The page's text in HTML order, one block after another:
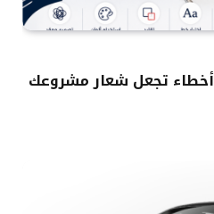
تصميم لوجو احترافي: 7 أخطاء تجعل شعار مشروعك